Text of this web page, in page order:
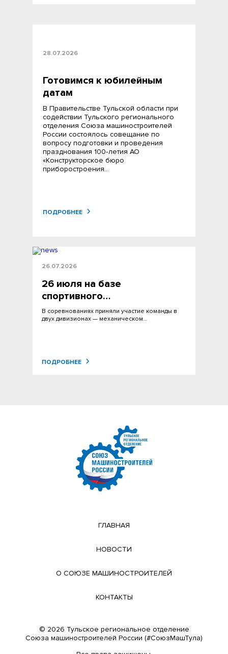
28.07.2026
Готовимся к юбилейным
датам
В Правительстве Тульской области при
содействии Тульского регионального
отделения Союза машиностроителей
России состоялось совещание по
вопросу подготовки и проведения
празднования 100‑летия АО
«Конструкторское бюро
приборостроения…
ПОДРОБНЕЕ
26.07.2026
26 июля на базе
спортивного…
В соревнованиях приняли участие команды в
двух дивизионах — механическом…
ПОДРОБНЕЕ
ГЛАВНАЯ
НОВОСТИ
О СОЮЗЕ МАШИНОСТРОИТЕЛЕЙ
КОНТАКТЫ
© 2026 Тульское региональное отделение
Cоюза машиностроителей России (#СоюзМашТула)